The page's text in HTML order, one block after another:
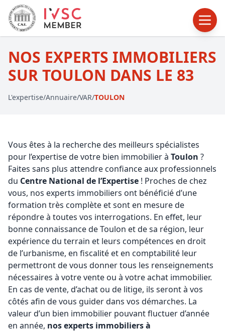
NOS EXPERTS IMMOBILIERS
SUR TOULON DANS LE 83
L'expertise/Annuaire/VAR/TOULON
Vous êtes à la recherche des meilleurs spécialistes
pour l’expertise de votre bien immobilier à Toulon ?
Faites sans plus attendre confiance aux professionnels
du Centre National de l’Expertise ! Proches de chez
vous, nos experts immobiliers ont bénéficié d’une
formation très complète et sont en mesure de
répondre à toutes vos interrogations. En effet, leur
bonne connaissance de Toulon et de sa région, leur
expérience du terrain et leurs compétences en droit
de l’urbanisme, en fiscalité et en comptabilité leur
permettront de vous donner tous les renseignements
nécessaires à votre vente ou à votre achat immobilier.
En cas de vente, d’achat ou de litige, ils seront à vos
côtés afin de vous guider dans vos démarches. La
valeur d’un bien immobilier pouvant fluctuer d’année
en année, nosexperts immobiliers à